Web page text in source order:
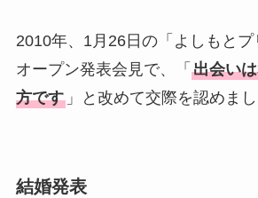
2010年、1月26日の「よしもとプ
オープン発表会見で、「 出会い
方です」と改めて交際を認めまし
結婚発表